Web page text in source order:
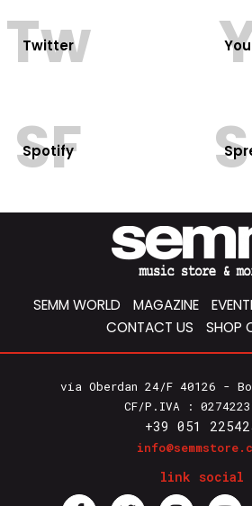
Tw
Twitter
SF
Spotify
SEMM WORLD MAGAZINE EVENTI
CONTACT US
SHOP
via Oberdan 24/F 40126 -
CF/P.IVA :
+39 051
link social